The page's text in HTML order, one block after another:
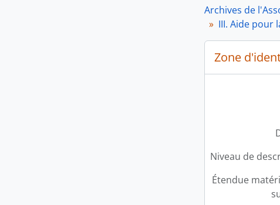
51
52
IV.
V.
Archives de
III. Aide pour
Zone
Niveau de
Étendue